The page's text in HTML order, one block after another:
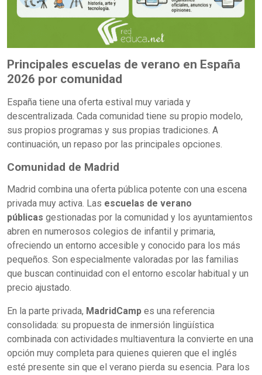
Principales escuelas de verano en España
2026 por comunidad
España tiene una oferta estival muy variada y
descentralizada. Cada comunidad tiene su propio modelo,
sus propios programas y sus propias tradiciones. A
continuación, un repaso por las principales opciones.
Comunidad de Madrid
Madrid combina una oferta pública potente con una escena
privada muy activa. Las escuelas de verano
públicas gestionadas por la comunidad y los ayuntamientos
abren en numerosos colegios de infantil y primaria,
ofreciendo un entorno accesible y conocido para los más
pequeños. Son especialmente valoradas por las familias
que buscan continuidad con el entorno escolar habitual y un
precio ajustado.
En la parte privada, MadridCamp es una referencia
consolidada: su propuesta de inmersión lingüística
combinada con actividades multiaventura la convierte en una
opción muy completa para quienes quieren que el inglés
esté presente sin que el verano pierda su esencia. Para los